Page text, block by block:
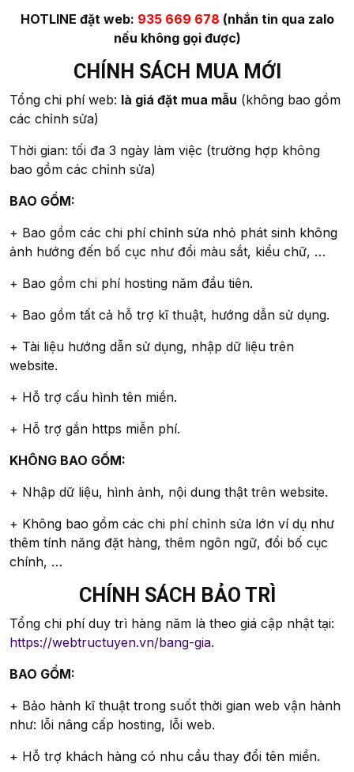
HOTLINE đặt web: 935 669 678 (nhắn tin qua zalo
nếu không gọi được)
CHÍNH SÁCH MUA MỚI
Tổng chi phí web: là giá đặt mua mẫu (không bao gồm
các chỉnh sửa)
Thời gian: tối đa 3 ngày làm việc (trường hợp không
bao gồm các chỉnh sửa)
BAO GỒM:
+ Bao gồm các chi phí chỉnh sửa nhỏ phát sinh không
ảnh hướng đến bố cục như đổi màu sắt, kiểu chữ, …
+ Bao gồm chi phí hosting năm đầu tiên.
+ Bao gồm tất cả hỗ trợ kĩ thuật, hướng dẫn sử dụng.
+ Tài liệu hướng dẫn sử dụng, nhập dữ liệu trên
website.
+ Hỗ trợ cấu hình tên miền.
+ Hỗ trợ gắn https miễn phí.
KHÔNG BAO GỒM:
+ Nhập dữ liệu, hình ảnh, nội dung thật trên website.
+ Không bao gồm các chi phí chỉnh sửa lớn ví dụ như
thêm tính năng đặt hàng, thêm ngôn ngữ, đổi bố cục
chính, …
CHÍNH SÁCH BẢO TRÌ
Tổng chi phí duy trì hàng năm là theo giá cập nhật tại:
https://webtructuyen.vn/bang-gia.
BAO GỒM:
+ Bảo hành kĩ thuật trong suốt thời gian web vận hành
như: lỗi nâng cấp hosting, lỗi web.
+ Hỗ trợ khách hàng có nhu cầu thay đổi tên miền.